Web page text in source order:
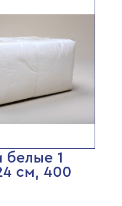
белые 1
см, 400